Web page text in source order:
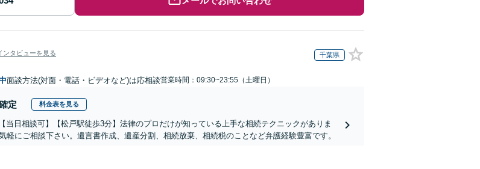
ンタビューを見る 千葉県
面談方法(対面・電話・ビデオなど)は応相談営業時間：09:30~23:55（土曜日）
定 料金表を見る
当日相談可】【松戸駅徒歩3分】法律のプロだけが知っている上手な相続テクニックがありま
軽にご相談下さい。遺言書作成、遺産分割、相続放棄、相続税のことなど弁護経験豊富です。